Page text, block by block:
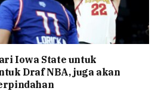
Iowa State untuk
Draf NBA, juga akan